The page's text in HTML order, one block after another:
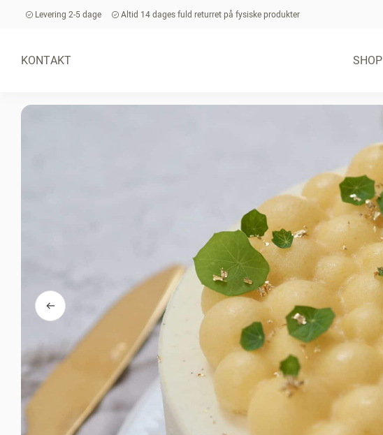
Levering 2-5 dage Altid 14 dages fuld returret på fysiske produkter
KONTAKT SHOP